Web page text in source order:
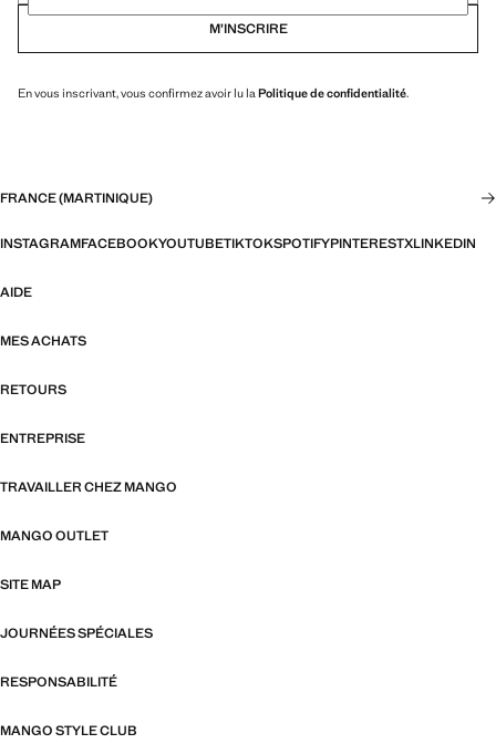
M’INSCRIRE
En vous inscrivant, vous confirmez avoir lu la Politique de confidentialité.
FRANCE (MARTINIQUE)
INSTAGRAMFACEBOOKYOUTUBETIKTOKSPOTIFYPINTERESTXLINKEDIN
AIDE
MES ACHATS
RETOURS
ENTREPRISE
TRAVAILLER CHEZ MANGO
MANGO OUTLET
SITE MAP
JOURNÉES SPÉCIALES
RESPONSABILITÉ
MANGO STYLE CLUB